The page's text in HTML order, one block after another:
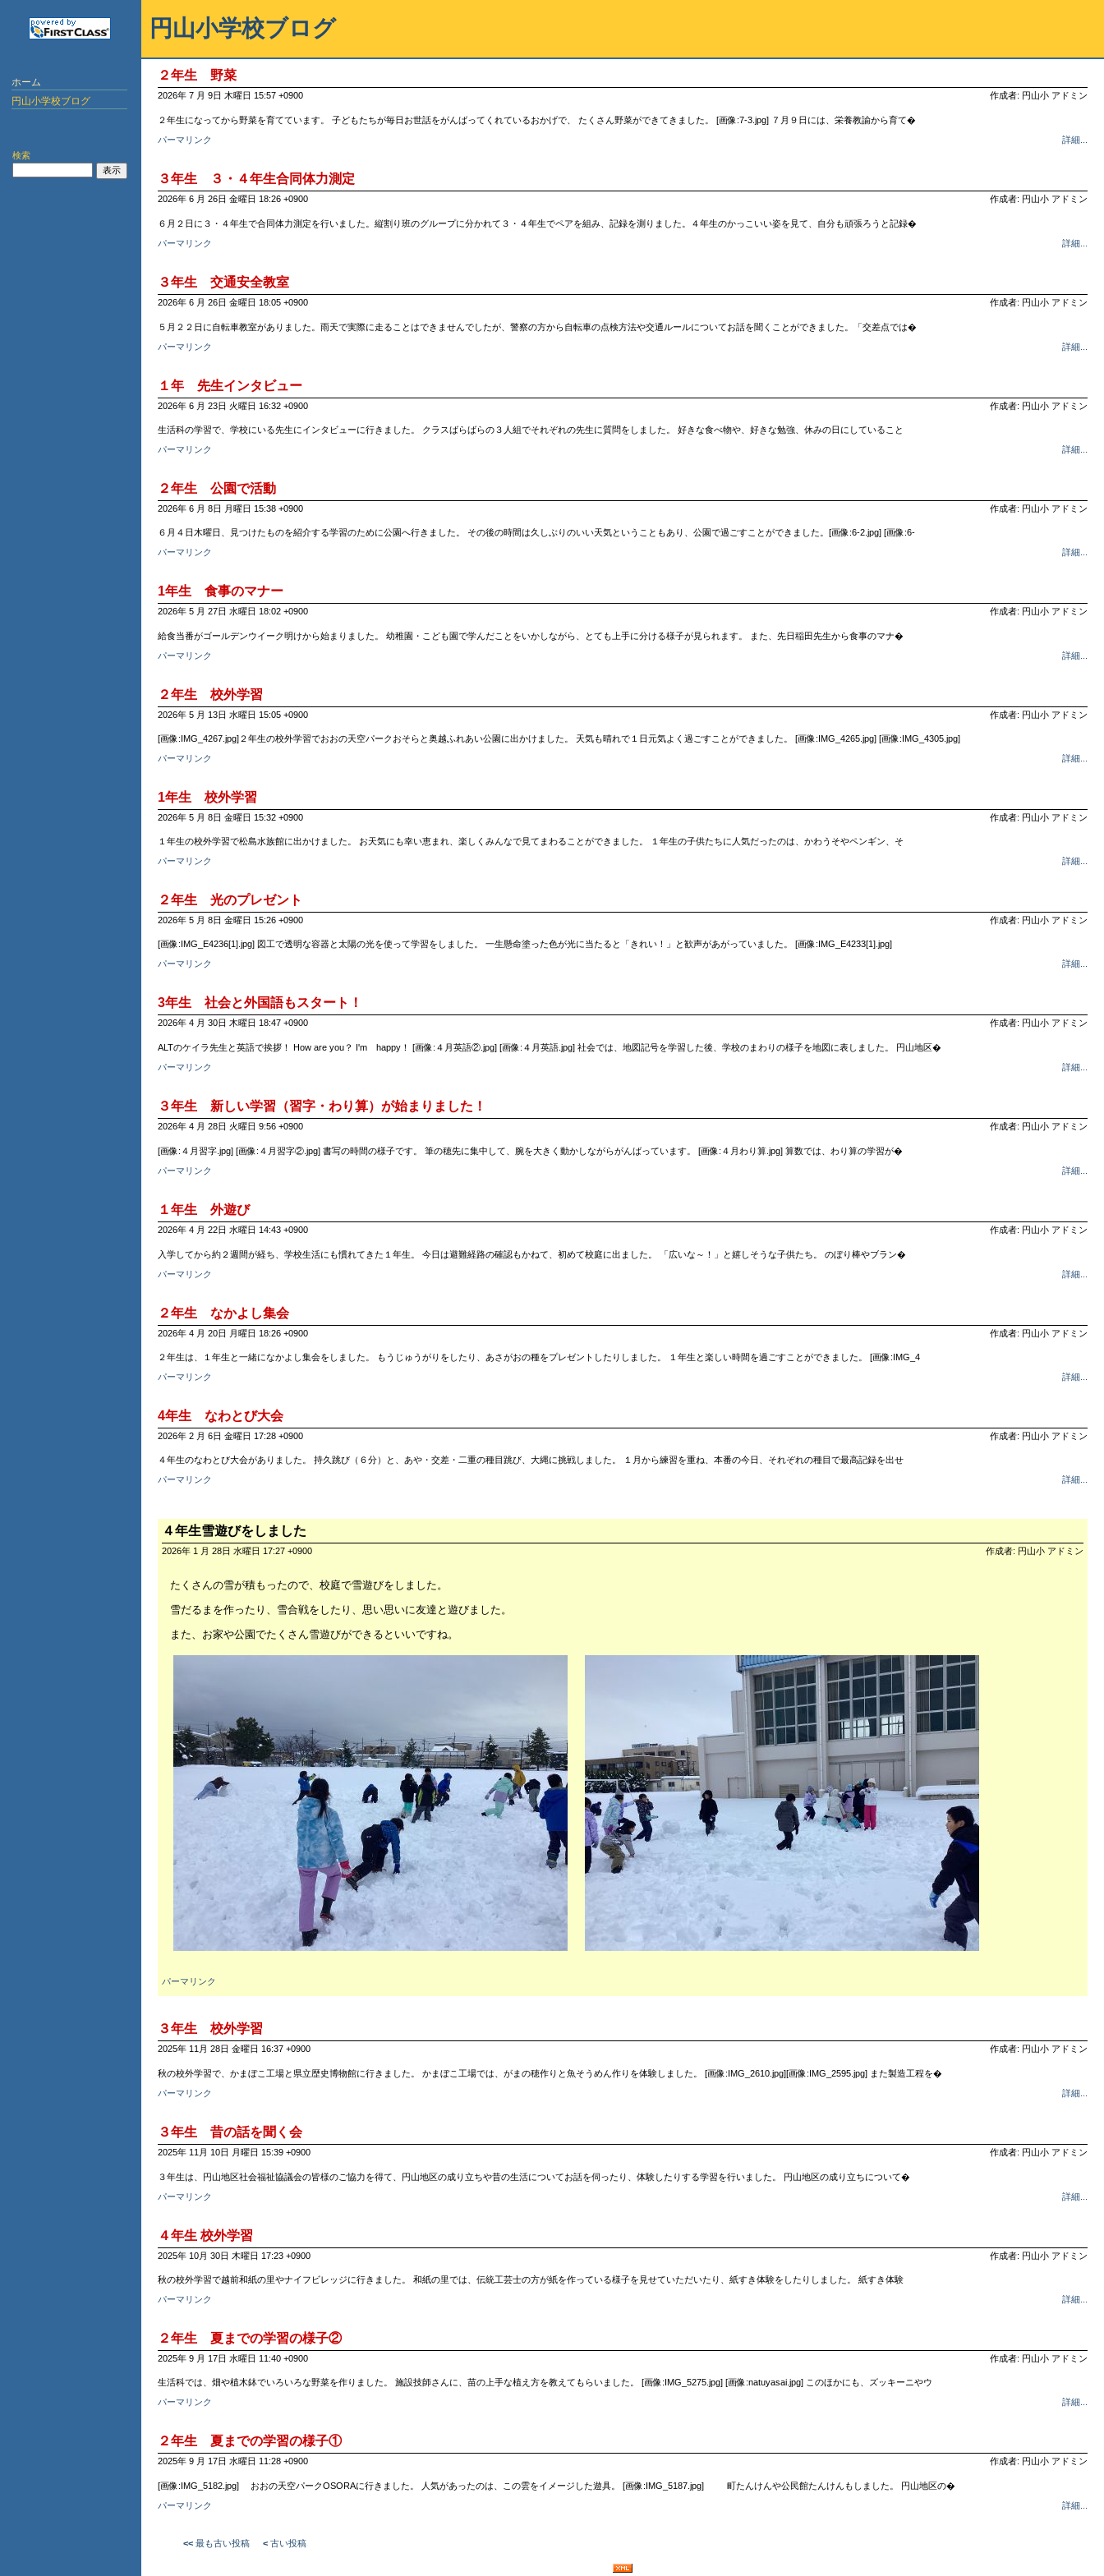
ホーム
円山小学校ブログ
検索
円山小学校ブログ
２年生 野菜
2026年 7 月 9日 木曜日 15:57 +0900 作成者: 円山小 アドミン
２年生になってから野菜を育てています。 子どもたちが毎日お世話をがんばってくれているおかげで、 たくさん野菜ができてきました。 [画像:7-3.jpg] ７月９日には、栄養教諭から育て�
パーマリンク
詳細...
３年生 ３・４年生合同体力測定
2026年 6 月 26日 金曜日 18:26 +0900 作成者: 円山小 アドミン
６月２日に３・４年生で合同体力測定を行いました。縦割り班のグループに分かれて３・４年生でペアを組み、記録を測りました。４年生のかっこいい姿を見て、自分も頑張ろうと記録�
パーマリンク
詳細...
３年生 交通安全教室
2026年 6 月 26日 金曜日 18:05 +0900 作成者: 円山小 アドミン
５月２２日に自転車教室がありました。雨天で実際に走ることはできませんでしたが、警察の方から自転車の点検方法や交通ルールについてお話を聞くことができました。「交差点では�
パーマリンク
詳細...
１年 先生インタビュー
2026年 6 月 23日 火曜日 16:32 +0900 作成者: 円山小 アドミン
生活科の学習で、学校にいる先生にインタビューに行きました。 クラスばらばらの３人組でそれぞれの先生に質問をしました。 好きな食べ物や、好きな勉強、休みの日にしていること
パーマリンク
詳細...
２年生 公園で活動
2026年 6 月 8日 月曜日 15:38 +0900 作成者: 円山小 アドミン
６月４日木曜日、見つけたものを紹介する学習のために公園へ行きました。 その後の時間は久しぶりのいい天気ということもあり、公園で過ごすことができました。[画像:6-2.jpg] [画像:6-
パーマリンク
詳細...
1年生 食事のマナー
2026年 5 月 27日 水曜日 18:02 +0900 作成者: 円山小 アドミン
給食当番がゴールデンウイーク明けから始まりました。 幼稚園・こども園で学んだことをいかしながら、とても上手に分ける様子が見られます。 また、先日稲田先生から食事のマナ�
パーマリンク
詳細...
２年生 校外学習
2026年 5 月 13日 水曜日 15:05 +0900 作成者: 円山小 アドミン
[画像:IMG_4267.jpg]２年生の校外学習でおおの天空パークおそらと奥越ふれあい公園に出かけました。 天気も晴れで１日元気よく過ごすことができました。 [画像:IMG_4265.jpg] [画像:IMG_4305.jpg]
パーマリンク
詳細...
1年生 校外学習
2026年 5 月 8日 金曜日 15:32 +0900 作成者: 円山小 アドミン
１年生の校外学習で松島水族館に出かけました。 お天気にも幸い恵まれ、楽しくみんなで見てまわることができました。 １年生の子供たちに人気だったのは、かわうそやペンギン、そ
パーマリンク
詳細...
２年生 光のプレゼント
2026年 5 月 8日 金曜日 15:26 +0900 作成者: 円山小 アドミン
[画像:IMG_E4236[1].jpg] 図工で透明な容器と太陽の光を使って学習をしました。 一生懸命塗った色が光に当たると「きれい！」と歓声があがっていました。 [画像:IMG_E4233[1].jpg]
パーマリンク
詳細...
3年生 社会と外国語もスタート！
2026年 4 月 30日 木曜日 18:47 +0900 作成者: 円山小 アドミン
ALTのケイラ先生と英語で挨拶！ How are you？ I'm happy！ [画像:４月英語②.jpg] [画像:４月英語.jpg] 社会では、地図記号を学習した後、学校のまわりの様子を地図に表しました。 円山地区�
パーマリンク
詳細...
３年生 新しい学習（習字・わり算）が始まりました！
2026年 4 月 28日 火曜日 9:56 +0900 作成者: 円山小 アドミン
[画像:４月習字.jpg] [画像:４月習字②.jpg] 書写の時間の様子です。 筆の穂先に集中して、腕を大きく動かしながらがんばっています。 [画像:４月わり算.jpg] 算数では、わり算の学習が�
パーマリンク
詳細...
１年生 外遊び
2026年 4 月 22日 水曜日 14:43 +0900 作成者: 円山小 アドミン
入学してから約２週間が経ち、学校生活にも慣れてきた１年生。 今日は避難経路の確認もかねて、初めて校庭に出ました。 「広いな～！」と嬉しそうな子供たち。 のぼり棒やブラン�
パーマリンク
詳細...
２年生 なかよし集会
2026年 4 月 20日 月曜日 18:26 +0900 作成者: 円山小 アドミン
２年生は、１年生と一緒になかよし集会をしました。 もうじゅうがりをしたり、あさがおの種をプレゼントしたりしました。 １年生と楽しい時間を過ごすことができました。 [画像:IMG_4
パーマリンク
詳細...
4年生 なわとび大会
2026年 2 月 6日 金曜日 17:28 +0900 作成者: 円山小 アドミン
４年生のなわとび大会がありました。 持久跳び（６分）と、あや・交差・二重の種目跳び、大縄に挑戦しました。 １月から練習を重ね、本番の今日、それぞれの種目で最高記録を出せ
パーマリンク
詳細...
４年生雪遊びをしました
2026年 1 月 28日 水曜日 17:27 +0900 作成者: 円山小 アドミン
たくさんの雪が積もったので、校庭で雪遊びをしました。
雪だるまを作ったり、雪合戦をしたり、思い思いに友達と遊びました。
また、お家や公園でたくさん雪遊びができるといいですね。
パーマリンク
３年生 校外学習
2025年 11月 28日 金曜日 16:37 +0900 作成者: 円山小 アドミン
秋の校外学習で、かまぼこ工場と県立歴史博物館に行きました。 かまぼこ工場では、がまの穂作りと魚そうめん作りを体験しました。 [画像:IMG_2610.jpg][画像:IMG_2595.jpg] また製造工程を�
パーマリンク
詳細...
３年生 昔の話を聞く会
2025年 11月 10日 月曜日 15:39 +0900 作成者: 円山小 アドミン
３年生は、円山地区社会福祉協議会の皆様のご協力を得て、円山地区の成り立ちや昔の生活についてお話を伺ったり、体験したりする学習を行いました。 円山地区の成り立ちについて�
パーマリンク
詳細...
４年生 校外学習
2025年 10月 30日 木曜日 17:23 +0900 作成者: 円山小 アドミン
秋の校外学習で越前和紙の里やナイフビレッジに行きました。 和紙の里では、伝統工芸士の方が紙を作っている様子を見せていただいたり、紙すき体験をしたりしました。 紙すき体験
パーマリンク
詳細...
２年生 夏までの学習の様子②
2025年 9 月 17日 水曜日 11:40 +0900 作成者: 円山小 アドミン
生活科では、畑や植木鉢でいろいろな野菜を作りました。 施設技師さんに、苗の上手な植え方を教えてもらいました。 [画像:IMG_5275.jpg] [画像:natuyasai.jpg] このほかにも、ズッキーニやウ
パーマリンク
詳細...
２年生 夏までの学習の様子①
2025年 9 月 17日 水曜日 11:28 +0900 作成者: 円山小 アドミン
[画像:IMG_5182.jpg] おおの天空パークOSORAに行きました。 人気があったのは、この雲をイメージした遊具。 [画像:IMG_5187.jpg] 町たんけんや公民館たんけんもしました。 円山地区の�
パーマリンク
詳細...
<< 最も古い投稿 < 古い投稿